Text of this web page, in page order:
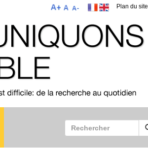
Plan du site